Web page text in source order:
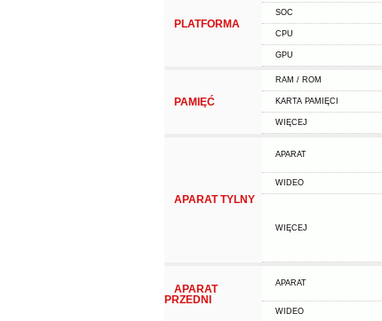
PLATFORMA
SOC
CPU
GPU
PAMIĘĆ
RAM / ROM
KARTA PAMIĘCI
WIĘCEJ
APARAT TYLNY
APARAT
WIDEO
WIĘCEJ
APARAT
PRZEDNI
APARAT
WIDEO